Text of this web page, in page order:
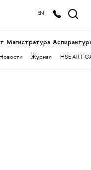
EN
Магистратура
Новости Журнал HSE ART